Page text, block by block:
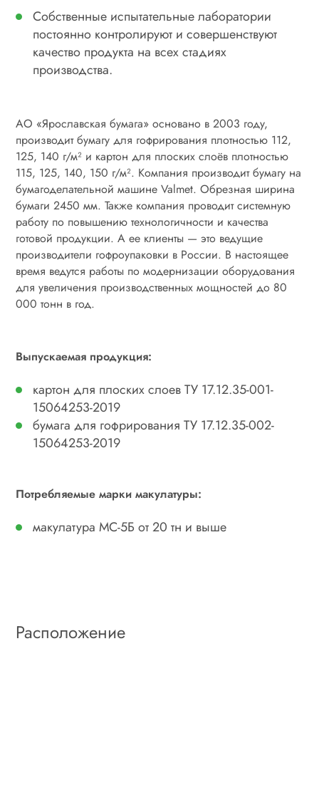
Собственные испытательные лаборатории
постоянно контролируют и совершенствуют
качество продукта на всех стадиях
производства.
АО «Ярославская бумага» основано в 2003 году,
производит бумагу для гофрирования плотностью 112,
125, 140 г/м² и картон для плоских слоёв плотностью
115, 125, 140, 150 г/м². Компания производит бумагу на
бумагоделательной машине Valmet. Обрезная ширина
бумаги 2450 мм. Также компания проводит системную
работу по повышению технологичности и качества
готовой продукции. А ее клиенты — это ведущие
производители гофроупаковки в России. В настоящее
время ведутся работы по модернизации оборудования
для увеличения производственных мощностей до 80
000 тонн в год.
Выпускаемая продукция:
картон для плоских слоев ТУ 17.12.35-001-
15064253-2019
бумага для гофрирования ТУ 17.12.35-002-
15064253-2019
Потребляемые марки макулатуры:
макулатура МС-5Б от 20 тн и выше
Расположение